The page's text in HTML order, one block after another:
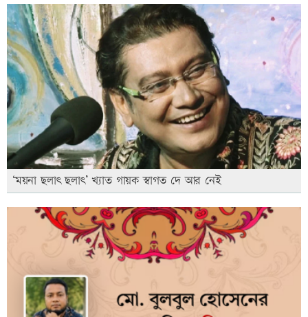
‘ময়না ছলাৎ ছলাৎ’ খ্যাত গায়ক স্বাগত দে আর নেই